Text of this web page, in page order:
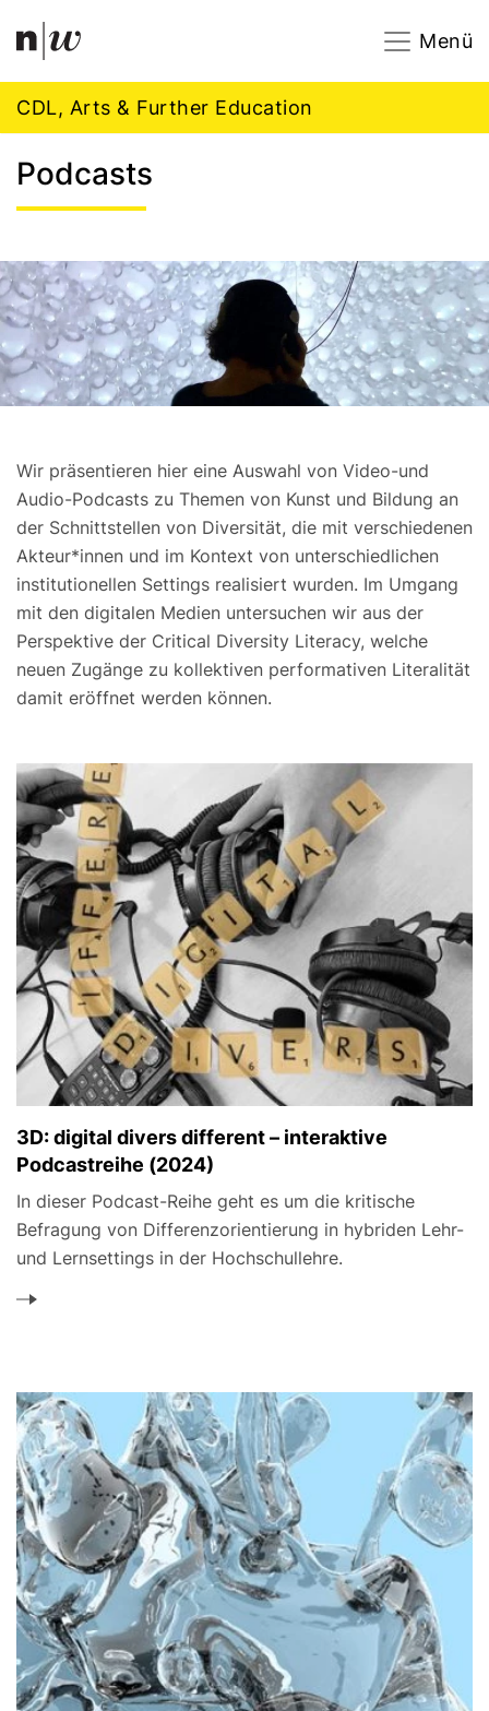
Navigation
Menü
CDL, Arts & Further Education
Podcasts
Wir präsentieren hier eine Auswahl von Video-und
Audio-Podcasts zu Themen von Kunst und Bildung an
der Schnittstellen von Diversität, die mit verschiedenen
Akteur*innen und im Kontext von unterschiedlichen
institutionellen Settings realisiert wurden. Im Umgang
mit den digitalen Medien untersuchen wir aus der
Perspektive der Critical Diversity Literacy, welche
neuen Zugänge zu kollektiven performativen Literalität
damit eröffnet werden können.
3D: digital divers different – interaktive
Podcastreihe (2024)
In dieser Podcast-Reihe geht es um die kritische
Befragung von Differenzorientierung in hybriden Lehr-
und Lernsettings in der Hochschullehre.
Footer